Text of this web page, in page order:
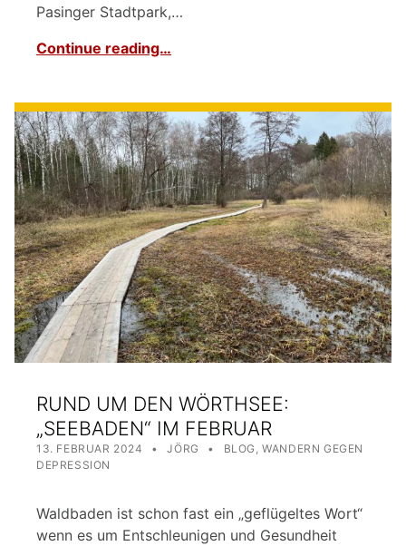
Pasinger Stadtpark,…
Continue reading…
RUND UM DEN WÖRTHSEE:
„SEEBADEN“ IM FEBRUAR
POSTED ON:
13. FEBRUAR 2024
WRITTEN BY:
JÖRG CATEGORIZED IN:
BLOG ,WANDERN GEGEN
DEPRESSION
Waldbaden ist schon fast ein „geflügeltes Wort“
wenn es um Entschleunigen und Gesundheit